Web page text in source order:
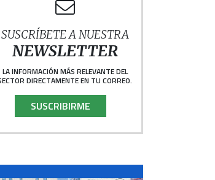
SUSCRÍBETE A NUESTRA
NEWSLETTER
LA INFORMACIÓN MÁS RELEVANTE DEL
DIRECTAMENTE EN TU CORREO.
SUSCRIBIRME